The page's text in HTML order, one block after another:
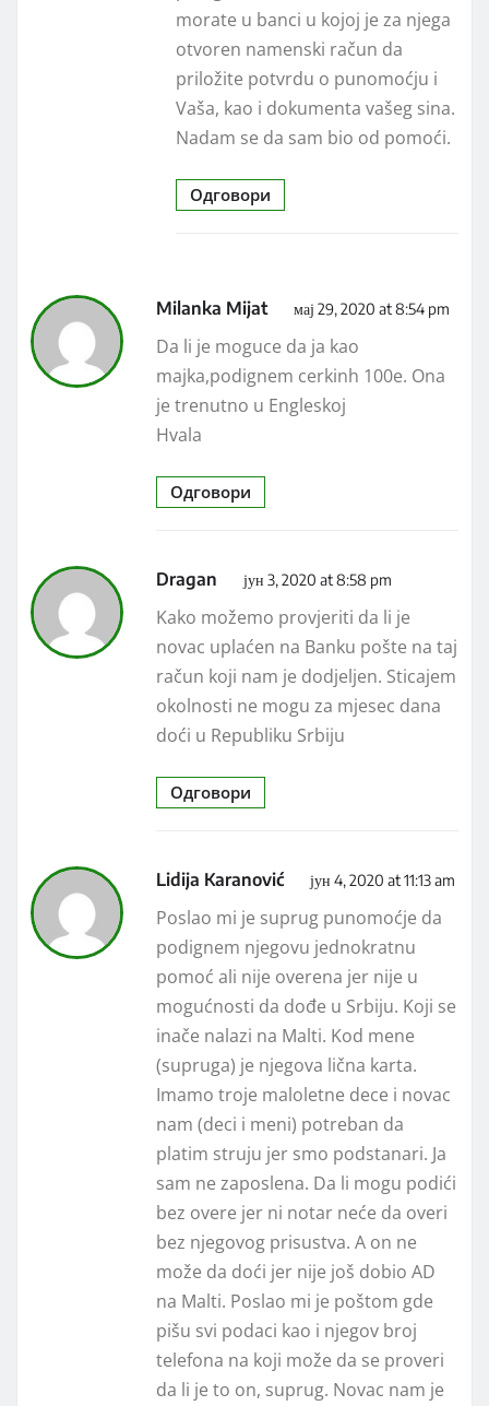
morate u banci u kojoj je za njega
otvoren namenski račun da
priložite potvrdu o punomoćju i
Vaša, kao i dokumenta vašeg sina.
Nadam se da sam bio od pomoći.
Одговори
Milanka Mijat мај 29, 2020 at 8:54 pm
Da li je moguce da ja kao
majka,podignem cerkinh 100e. Ona
je trenutno u Engleskoj
Hvala
Одговори
Dragan јун 3, 2020 at 8:58 pm
Kako možemo provjeriti da li je
novac uplaćen na Banku pošte na taj
račun koji nam je dodjeljen. Sticajem
okolnosti ne mogu za mjesec dana
doći u Republiku Srbiju
Одговори
Lidija Karanović јун 4, 2020 at 11:13 am
Poslao mi je suprug punomoćje da
podignem njegovu jednokratnu
pomoć ali nije overena jer nije u
mogućnosti da dođe u Srbiju. Koji se
inače nalazi na Malti. Kod mene
(supruga) je njegova lična karta.
Imamo troje maloletne dece i novac
nam (deci i meni) potreban da
platim struju jer smo podstanari. Ja
sam ne zaposlena. Da li mogu podići
bez overe jer ni notar neće da overi
bez njegovog prisustva. A on ne
može da doći jer nije još dobio AD
na Malti. Poslao mi je poštom gde
pišu svi podaci kao i njegov broj
telefona na koji može da se proveri
da li je to on, suprug. Novac nam je